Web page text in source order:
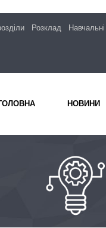
Розклад
НОВИНИ